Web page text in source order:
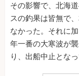
その影響で、北海
スの釣果は皆無で
なかった。それに
年一番の大寒波が
り、出船中止となっ